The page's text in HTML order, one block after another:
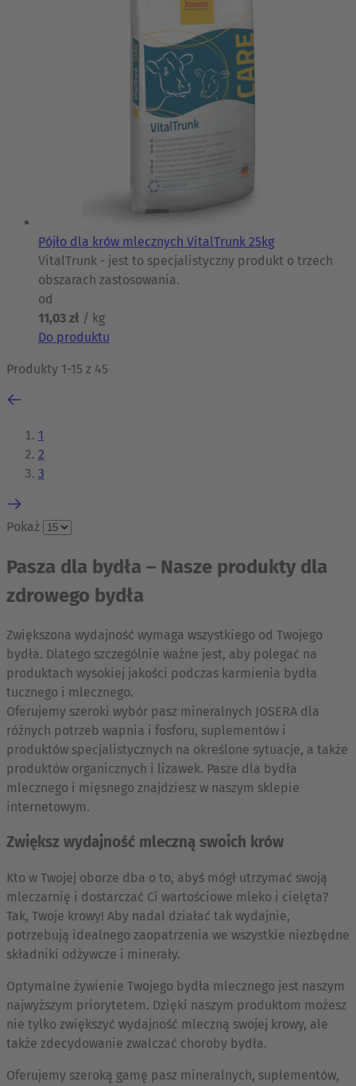
Pójło dla krów mlecznych VitalTrunk 25kg
VitalTrunk - jest to specjalistyczny produkt o trzech
obszarach zastosowania.
od
11,03 zł / kg
Do produktu
Produkty 1-15 z 45
1
2
3
Pokaż
Pasza dla bydła – Nasze produkty dla
zdrowego bydła
Zwiększona wydajność wymaga wszystkiego od Twojego
bydła. Dlatego szczególnie ważne jest, aby polegać na
produktach wysokiej jakości podczas karmienia bydła
tucznego i mlecznego.
Oferujemy szeroki wybór pasz mineralnych JOSERA dla
różnych potrzeb wapnia i fosforu, suplementów i
produktów specjalistycznych na określone sytuacje, a także
produktów organicznych i lizawek. Pasze dla bydła
mlecznego i mięsnego znajdziesz w naszym sklepie
internetowym.
Zwiększ wydajność mleczną swoich krów
Kto w Twojej oborze dba o to, abyś mógł utrzymać swoją
mleczarnię i dostarczać Ci wartościowe mleko i cielęta?
Tak, Twoje krowy! Aby nadal działać tak wydajnie,
potrzebują idealnego zaopatrzenia we wszystkie niezbędne
składniki odżywcze i minerały.
Optymalne żywienie Twojego bydła mlecznego jest naszym
najwyższym priorytetem. Dzięki naszym produktom możesz
nie tylko zwiększyć wydajność mleczną swojej krowy, ale
także zdecydowanie zwalczać choroby bydła.
Oferujemy szeroką gamę pasz mineralnych, suplementów,